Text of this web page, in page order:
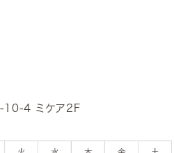
10-4 ミケア2F